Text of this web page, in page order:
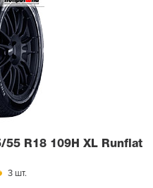
55 R18 109H XL Runflat
3 шт.